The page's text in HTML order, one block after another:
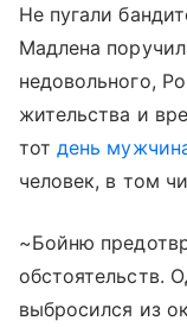
Не пугали
Мадлена
недовольного,
жительства и
тотдень
человек, в том
~Бойню
обстоятельств.
выбросился из